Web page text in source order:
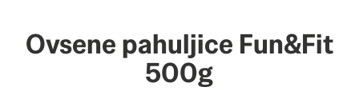
Ovsene pahuljice Fun&Fit
500g